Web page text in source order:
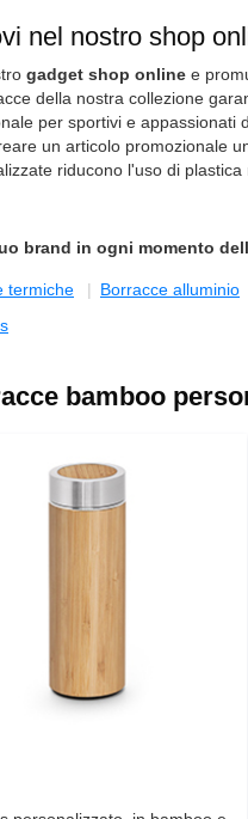
nel nostro shop
gadget shop online e
della nostra collezione
per sportivi e
un articolo promozionale
riducono l'uso di
brand in ogni momento
termiche Borracce alluminio
bamboo